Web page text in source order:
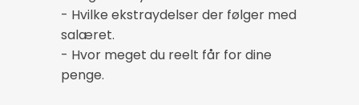
- Hvilke ekstraydelser der følger med
salæret.
- Hvor meget du reelt får for dine
penge.